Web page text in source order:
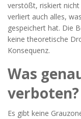
verstößt, riskiert
verliert auch alles,
gespeichert hat. Die
keine theoretische
Konsequenz.
Was
verboten?
Es gibt keine